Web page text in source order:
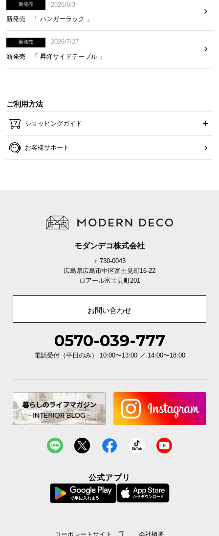
新発売
2026/8/3
新発売 「 ハンガーラック 」
新発売
2026/7/27
新発売 「 昇降サイドテーブル 」
ご利用方法
ショッピングガイド
お客様サポート
モダンデコ株式会社
〒730-0043
広島県広島市中区富士見町16-22
ロアール富士見町201
お問い合わせ
0570-039-777
電話受付（平日のみ） 10:00〜13:00 ／ 14:00〜18:00
公式アプリ
コーポレートサイト 会社概要